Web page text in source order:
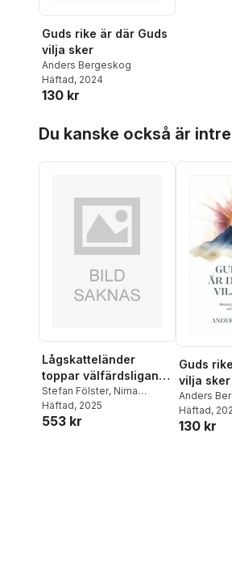
Guds rike är där Guds
vilja sker
Anders Bergeskog
Häftad, 2024
130 kr
Du kanske också är
Lågskatteländer
toppar välfärdsligan -
medan
högskatteländer
tappar
Stefan Fölster, Nima
Sanandaji
Häftad, 2025
553 kr
Guds
vilja sker
Anders
Häftad,
130 kr